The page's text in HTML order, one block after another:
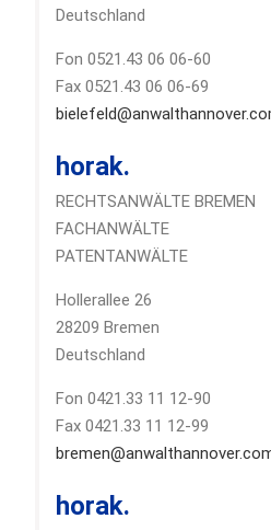
Deutschland
Fon 0521.43 06 06-60
Fax 0521.43 06 06-69
horak.
RECHTSANWÄLTE BREMEN
FACHANWÄLTE
PATENTANWÄLTE
Hollerallee 26
28209 Bremen
Deutschland
Fon 0421.33 11 12-90
Fax 0421.33 11 12-99
horak.